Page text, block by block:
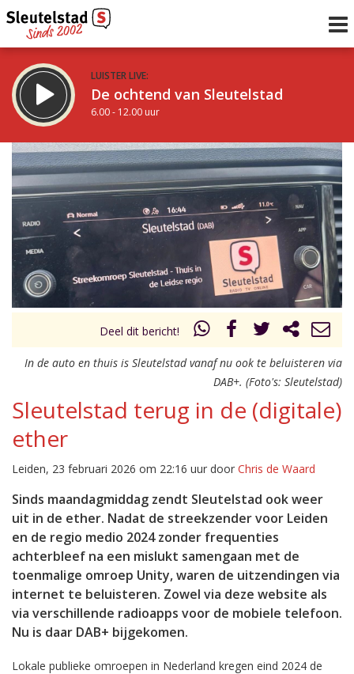
LUISTER LIVE:
De ochtend van Sleutelstad
6.00 - 12.00 uur
STRAKS:
De middag van Sleutelstad
12.00 - 19.00 uur
Vorig uur
uur 1 van 0 Volgend uur
Deel dit bericht!
In de auto en thuis is Sleutelstad vanaf nu ook te beluisteren via
DAB+. (Foto's: Sleutelstad)
Sleutelstad terug in de (digitale)
ether
Leiden, 23 februari 2026 om 22:16 uur door Chris de Waard
Sinds maandagmiddag zendt Sleutelstad ook weer
uit in de ether. Nadat de streekzender voor Leiden
en de regio medio 2024 zonder frequenties
achterbleef na een mislukt samengaan met de
toenmalige omroep Unity, waren de uitzendingen via
internet te beluisteren. Zowel via deze website als
via verschillende radioapps voor de mobiele telefoon.
Nu is daar DAB+ bijgekomen.
Lokale publieke omroepen in Nederland kregen eind 2024 de